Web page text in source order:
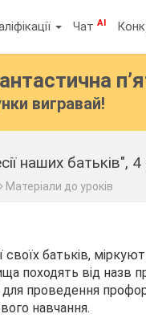
ЧатAI
вигравай!
наших батьків", 4
Матеріали до уроків
батьків,
походять від назв
проведення
навчання.